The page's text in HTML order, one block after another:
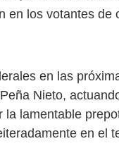
en los votantes de
en las
Nieto,
lamentable
en el